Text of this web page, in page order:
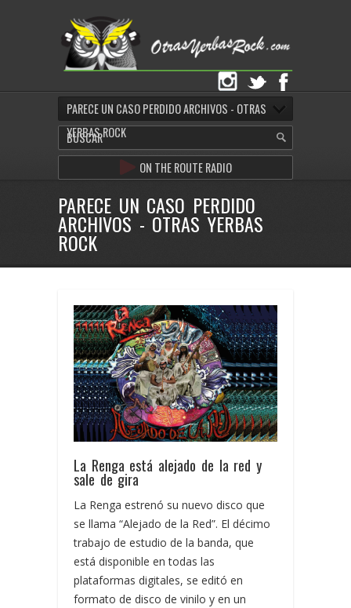
PARECE UN CASO PERDIDO ARCHIVOS - OTRAS
YERBAS ROCK
ON THE ROUTE RADIO
PARECE UN CASO PERDIDO
ARCHIVOS - OTRAS YERBAS
ROCK
La Renga está alejado de la red y
sale de gira
La Renga estrenó su nuevo disco que
se llama “Alejado de la Red”. El décimo
trabajo de estudio de la banda, que
está disponible en todas las
plataformas digitales, se editó en
formato de disco de vinilo y en un